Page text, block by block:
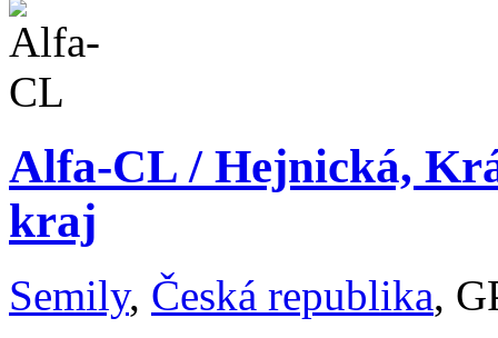
Alfa-CL / Hejnická,
kraj
Semily, Česká republika,